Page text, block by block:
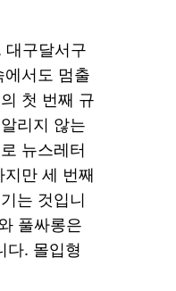
대구달서구
서도 멈출
첫 번째 규
리지 않는
뉴스레터
만 세 번째
는 것입니
풀싸롱은
다. 몰입형